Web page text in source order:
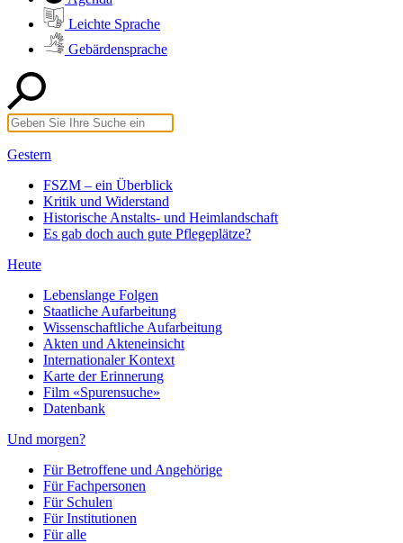
Leichte Sprache
Gebärdensprache
Gestern
FSZM – ein Überblick
Kritik und Widerstand
Historische Anstalts- und Heimlandschaft
Es gab doch auch gute Pflegeplätze?
Heute
Lebenslange Folgen
Staatliche Aufarbeitung
Wissenschaftliche Aufarbeitung
Akten und Akteneinsicht
Internationaler Kontext
Karte der Erinnerung
Film «Spurensuche»
Datenbank
Und morgen?
Für Betroffene und Angehörige
Für Fachpersonen
Für Schulen
Für Institutionen
Für alle